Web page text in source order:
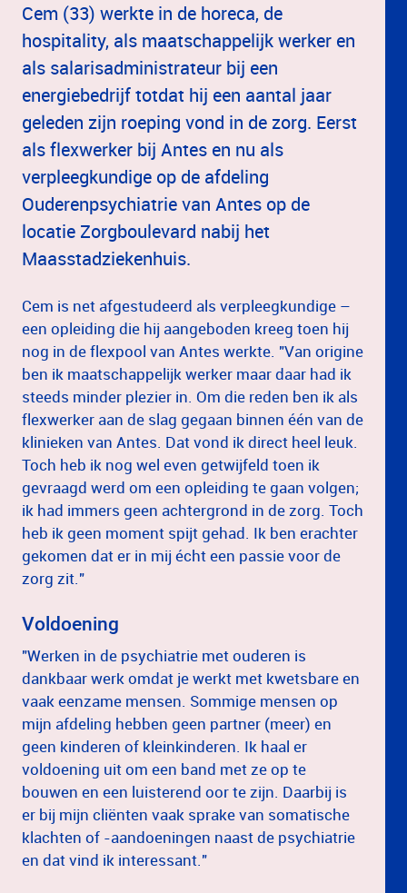
Cem (33) werkte in de horeca, de
hospitality, als maatschappelijk werker en
als salarisadministrateur bij een
energiebedrijf totdat hij een aantal jaar
geleden zijn roeping vond in de zorg. Eerst
als flexwerker bij Antes en nu als
verpleegkundige op de afdeling
Ouderenpsychiatrie van Antes op de
locatie Zorgboulevard nabij het
Maasstadziekenhuis.
Cem is net afgestudeerd als verpleegkundige –
een opleiding die hij aangeboden kreeg toen hij
nog in de flexpool van Antes werkte. "Van origine
ben ik maatschappelijk werker maar daar had ik
steeds minder plezier in. Om die reden ben ik als
flexwerker aan de slag gegaan binnen één van de
klinieken van Antes. Dat vond ik direct heel leuk.
Toch heb ik nog wel even getwijfeld toen ik
gevraagd werd om een opleiding te gaan volgen;
ik had immers geen achtergrond in de zorg. Toch
heb ik geen moment spijt gehad. Ik ben erachter
gekomen dat er in mij écht een passie voor de
zorg zit."
Voldoening
"Werken in de psychiatrie met ouderen is
dankbaar werk omdat je werkt met kwetsbare en
vaak eenzame mensen. Sommige mensen op
mijn afdeling hebben geen partner (meer) en
geen kinderen of kleinkinderen. Ik haal er
voldoening uit om een band met ze op te
bouwen en een luisterend oor te zijn. Daarbij is
er bij mijn cliënten vaak sprake van somatische
klachten of -aandoeningen naast de psychiatrie
en dat vind ik interessant."